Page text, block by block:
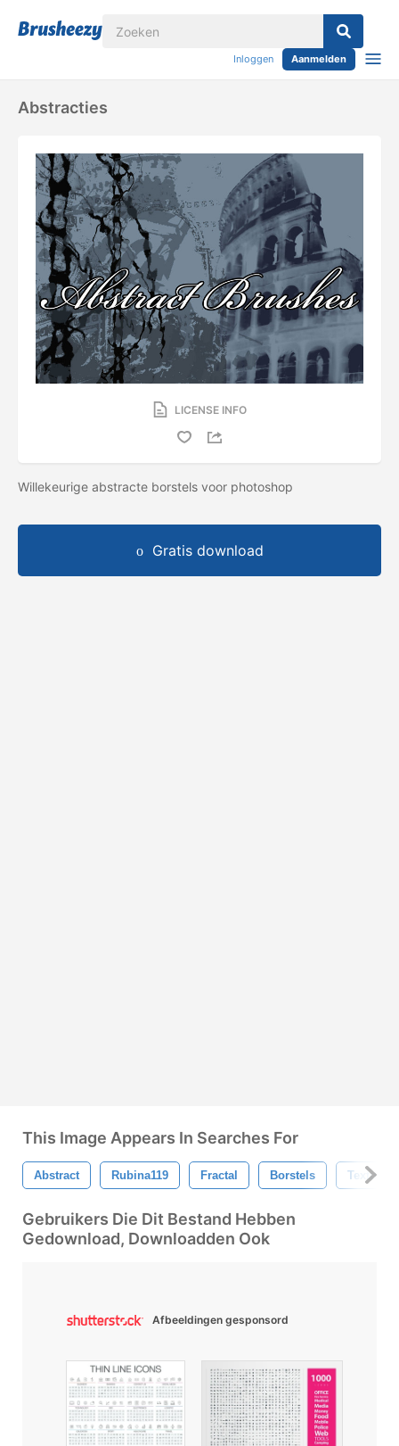
Inloggen Aanmelden
Abstracties
LICENSE INFO
Willekeurige abstracte borstels voor photoshop
Gratis download
This Image Appears In Searches For
Abstract Rubina119 Fractal Borstels Texturen
Gebruikers Die Dit Bestand Hebben
Gedownload, Downloadden Ook
Afbeeldingen gesponsord